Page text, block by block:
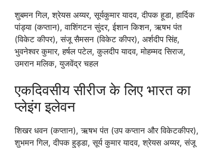
शुबमन गिल, श्रेयस अय्यर, सूर्यकुमार यादव, दीपक हूडा, हार्दिक
पांड्या (कप्तान), वाशिंगटन सुंदर, ईशान किशन, ऋषभ पंत
(विकेट कीपर), संजू सैमसन (विकेट कीपर), अर्शदीप सिंह,
भुवनेश्वर कुमार, हर्षल पटेल, कुलदीप यादव, मोहम्मद सिराज,
उमरान मलिक, युजवेंद्र चहल
एकदिवसीय सीरीज के लिए भारत का
प्लेइंग इलेवन
शिखर धवन (कप्तान), ऋषभ पंत (उप कप्तान और विकेटकीपर),
शुभमन गिल, दीपक हुड्डा, सूर्य कुमार यादव, श्रेयस अय्यर, संजू